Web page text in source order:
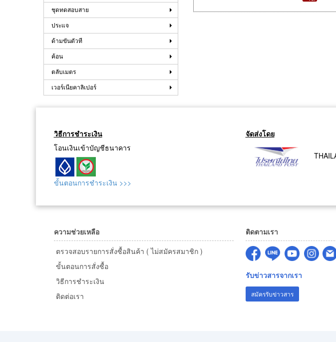
ชุดทดสอบสาย
ประแจ
ด้ามขันตัวที
ค้อน
ตลับเมตร
เวอร์เนียคาลิเปอร์
วิธีการชำระเงิน
โอนเงินเข้าบัญชีธนาคาร
ขั้นตอนการชำระเงิน >>>
จัดส่งโดย
ความช่วยเหลือ
ตรวจสอบรายการสั่งซื้อสินค้า ( ไม่สมัครสมาชิก )
ขั้นตอนการสั่งซื้อ
วิธีการชำระเงิน
ติดต่อเรา
ติดตามเรา
รับข่าวสารจากเรา
สมัครรับข่าวสาร